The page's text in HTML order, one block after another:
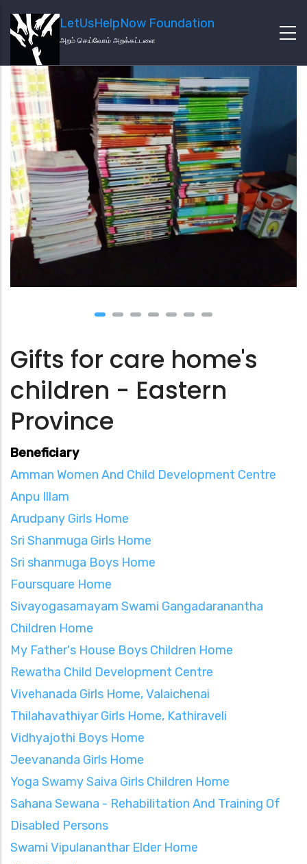
LetUsHelpNow Foundation
அறம் செய்வோம் அறக்கட்டளை
Gifts for care home's
children - Eastern
Province
Beneficiary
Amman Women And Child Development Centre
Anpu Illam
Arudpany Girls Home
Sri Shanmuga Girls Home
Sri shanmuga Boys Home
Foursquare Home
Sivayogasamayam Swami Gangadaranantha
Children Home
My Father's House Boys Children Home
Rewatha Child Development Centre
Vivehanada Girls Home, Valaichenai
Thilahavathiyar Girls Home, Kathiraveli
Vidhyajothi Boys Home
Jeevananda Girls Home
Yoga Swamy Saiva Girls Children Home
Sahana Sewana - Rehabilitation And Training Of
Disabled Persons
Swami Vipulananthar Elder Home